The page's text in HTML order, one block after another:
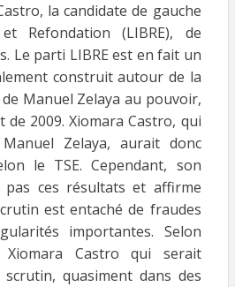
la candidate de gauche
Refondation (LIBRE), de
Le parti LIBRE est en fait un
construit autour de la
Manuel Zelaya au pouvoir,
de 2009. Xiomara Castro, qui
Zelaya, aurait donc
le TSE. Cependant, son
ces résultats et affirme
est entaché de fraudes
importantes. Selon
Xiomara Castro qui serait
quasiment dans des